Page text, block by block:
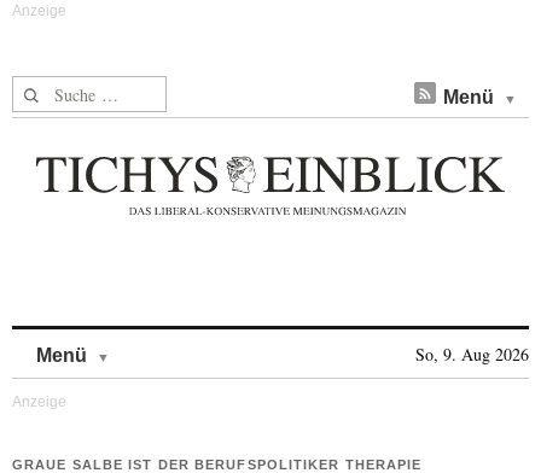
Suche nach: Menü
Menü So, 9. Aug 2026
GRAUE SALBE IST DER BERUFSPOLITIKER THERAPIE